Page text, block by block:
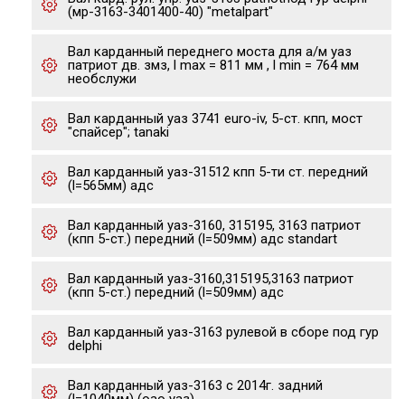
(мр-3163-3401400-40) "metalpart"
Вал карданный переднего моста для а/м уаз
патриот дв. змз, l max = 811 мм , l min = 764 мм
необслужи
Вал карданный уаз 3741 euro-iv, 5-ст. кпп, мост
"спайсер"; tanaki
Вал карданный уаз-31512 кпп 5-ти ст. передний
(l=565мм) адс
Вал карданный уаз-3160, 315195, 3163 патриот
(кпп 5-ст.) передний (l=509мм) адс standart
Вал карданный уаз-3160,315195,3163 патриот
(кпп 5-ст.) передний (l=509мм) адс
Вал карданный уаз-3163 рулевой в сборе под гур
delphi
Вал карданный уаз-3163 с 2014г. задний